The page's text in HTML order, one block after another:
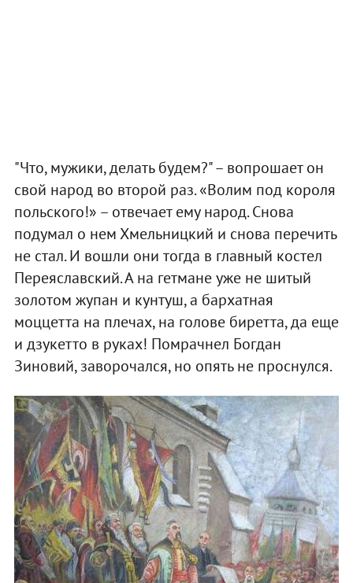
"Что, мужики, делать будем?" – вопрошает он
свой народ во второй раз. «Волим под короля
польского!» – отвечает ему народ. Снова
подумал о нем Хмельницкий и снова перечить
не стал. И вошли они тогда в главный костел
Переяславский. А на гетмане уже не шитый
золотом жупан и кунтуш, а бархатная
моццетта на плечах, на голове биретта, да еще
и дзукетто в руках! Помрачнел Богдан
Зиновий, заворочался, но опять не проснулся.